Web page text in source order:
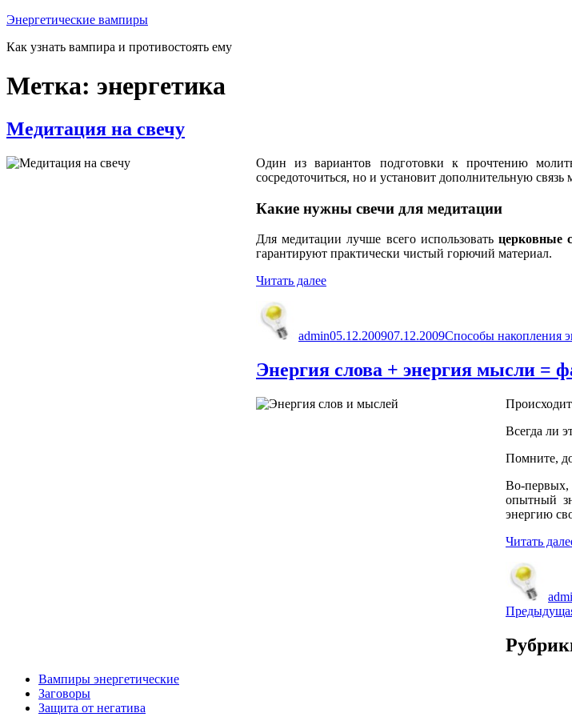
Перейти
содержимому
Энергетические вампиры
Как узнать вампира и противостоять ему
Метка: энергетика
Медитация на свечу
Один из вариантов подготовки к прочтению
сосредоточиться, но и установит дополнительную
Какие нужны свечи для медитации
Для медитации лучше всего использовать церковные
гарантируют практически чистый горючий материал.
Читать далее«Медитация
admin05.12.200907.12.2009Способы накопления
Энергия слова + энергия мысли =
Всегда ли
Помните,
Во-первых,
опытный
энергию
Читать
Вампиры энергетические
Заговоры
Защита от негатива